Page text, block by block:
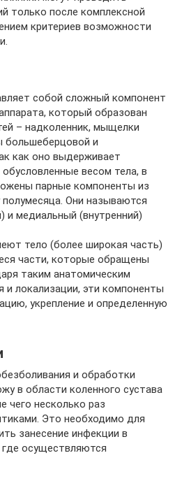
только после комплексной
критериев возможности
собой сложный компонент
который образован
– надколенник, мыщелки
большеберцовой и
как оно выдерживает
обусловленные весом тела, в
парные компоненты из
Они называются
и медиальный (внутренний)
тело (более широкая часть)
части, которые обращены
таким анатомическим
и локализации, эти компоненты
укрепление и определенную
и обработки
в области коленного сустава
чего несколько раз
Это необходимо для
занесение инфекции в
осуществляются